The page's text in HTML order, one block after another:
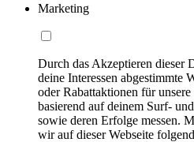
Marketing
Durch das Akzeptieren dieser
deine Interessen abgestimmte
oder Rabattaktionen für
basierend auf deinem Surf-
sowie deren Erfolge messen.
wir auf dieser Webseite